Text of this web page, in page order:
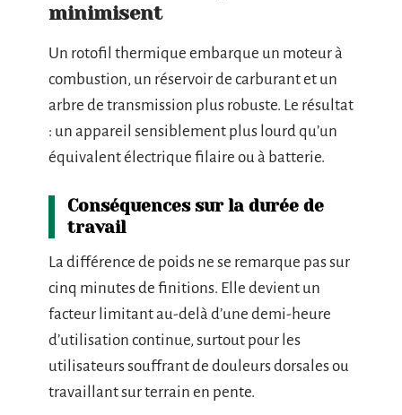
minimisent
Un rotofil thermique embarque un moteur à
combustion, un réservoir de carburant et un
arbre de transmission plus robuste. Le résultat
: un appareil sensiblement plus lourd qu’un
équivalent électrique filaire ou à batterie.
Conséquences sur la durée de
travail
La différence de poids ne se remarque pas sur
cinq minutes de finitions. Elle devient un
facteur limitant au-delà d’une demi-heure
d’utilisation continue, surtout pour les
utilisateurs souffrant de douleurs dorsales ou
travaillant sur terrain en pente.